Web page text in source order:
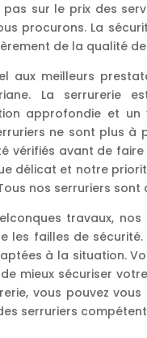
pas sur le prix des
procurons. La
de la qualité
aux meilleurs
La serrurerie
approfondie et un
ne sont plus à
vérifiés avant de
délicat et notre
nos serruriers
travaux, nos
les failles de
à la situation.
mieux sécuriser
vous pouvez
serruriers